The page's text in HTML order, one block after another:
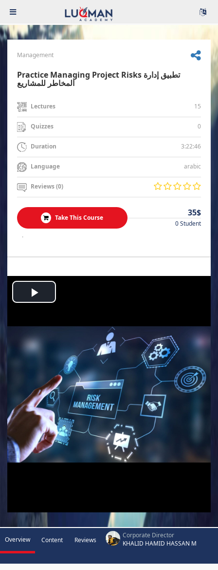
Management
Practice Managing Project Risks تطبيق إدارة
المخاطر للمشاريع
Lectures 15
Quizzes 0
Duration 3:22:46
Language arabic
Reviews (0)
Take This Course 35$
0 Student
.
Play
Video
Overview Content Reviews
Corporate Director
KHALID HAMID HASSAN M